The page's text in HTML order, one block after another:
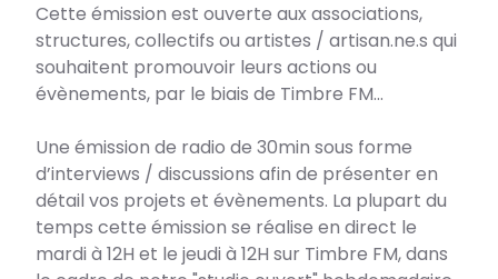
Cette émission est ouverte aux associations,
structures, collectifs ou artistes / artisan.ne.s qui
souhaitent promouvoir leurs actions ou
évènements, par le biais de Timbre FM...
Une émission de radio de 30min sous forme
d’interviews / discussions afin de présenter en
détail vos projets et évènements. La plupart du
temps cette émission se réalise en direct le
mardi à 12H et le jeudi à 12H sur Timbre FM, dans